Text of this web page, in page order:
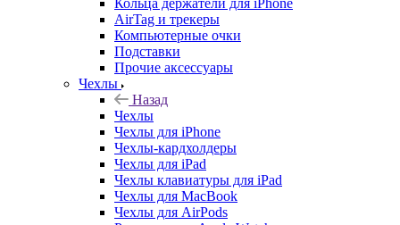
Кольца держатели для iPhone
AirTag и трекеры
Компьютерные очки
Подставки
Прочие аксессуары
Чехлы
Назад
Чехлы
Чехлы для iPhone
Чехлы-кардхолдеры
Чехлы для iPad
Чехлы клавиатуры для iPad
Чехлы для MacBook
Чехлы для AirPods